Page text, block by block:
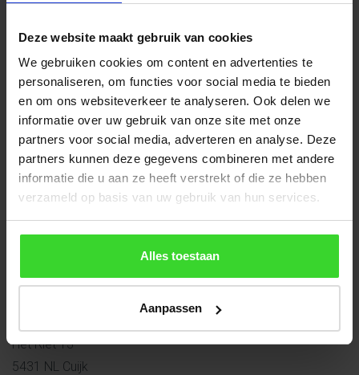
Deze website maakt gebruik van cookies
We gebruiken cookies om content en advertenties te
personaliseren, om functies voor social media te bieden
en om ons websiteverkeer te analyseren. Ook delen we
informatie over uw gebruik van onze site met onze
partners voor social media, adverteren en analyse. Deze
partners kunnen deze gegevens combineren met andere
informatie die u aan ze heeft verstrekt of die ze hebben
verzameld op basis van uw gebruik van hun services.
Alles toestaan
Aanpassen
Wilt u langskomen om uw Daklicht of Lichtstraat op te
Bel of e-mail dan uiterlijk een dag vooraf, dan zetten wij de
bestelling voor u klaar
Wilt u de showroom bezoeken en persoonlijk advies?
Dat kan elke werkdag tussen 08:00 en 17:00h. Een afspraak
maken is niet per se nodig maar mag wel.
Bezoekadres:
Het Riet 13
5431 NL Cuijk
Vlakkelichtkoepel | Heruvent B.V.
Het Riet 13
5431 NL Cuijk